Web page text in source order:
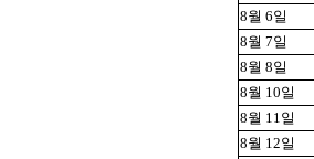
8월 6일
8월 7일
8월 8일
8월 10일
8월 11일
8월 12일